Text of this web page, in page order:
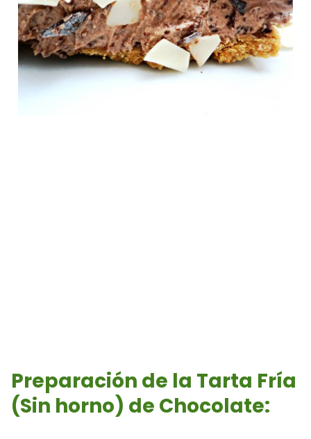
Preparación de la Tarta Fría
(Sin horno) de Chocolate: